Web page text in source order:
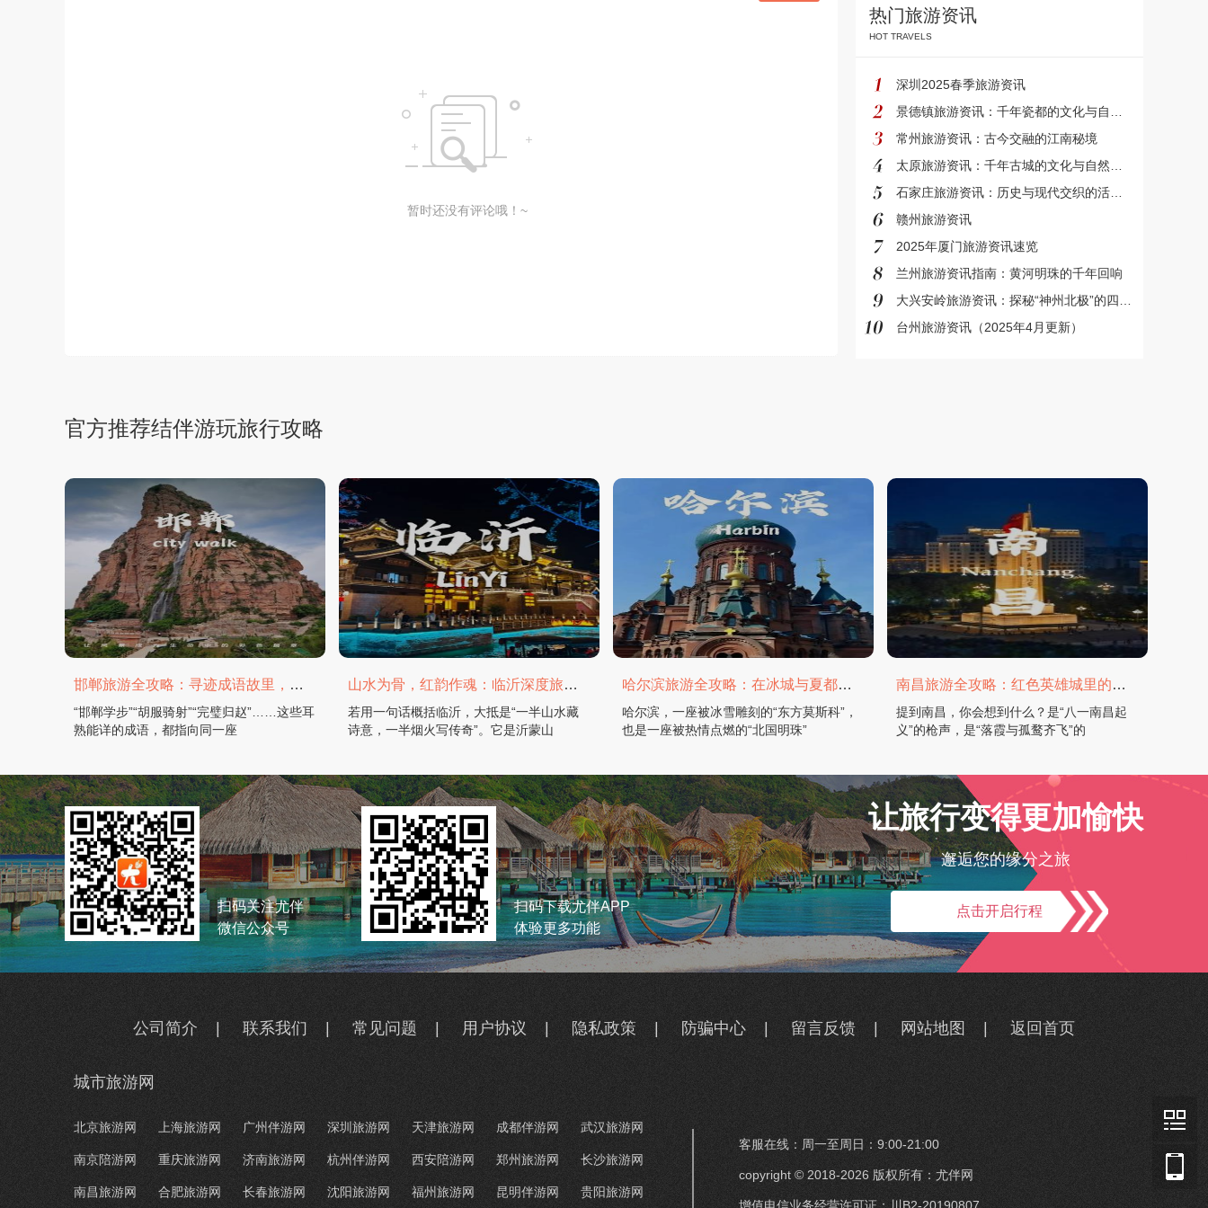
暂时还没有评论哦！~
热门旅游资讯
HOT TRAVELS
深圳2025春季旅游资讯
常州旅游资讯：古今交融的江南秘境
赣州旅游资讯
2025年厦门旅游资讯速览‌
兰州旅游资讯指南：黄河明珠的千年回响
台州旅游资讯（2025年4月更新）
官方推荐结伴游玩旅行攻略
邯郸旅游全攻略：寻迹成语故里，邂逅太行古韵
“邯郸学步”“胡服骑射”“完璧归赵”……这些耳
熟能详的成语，都指向同一座
山水为骨，红韵作魂：临沂深度旅游攻略
若用一句话概括临沂，大抵是“一半山水藏
诗意，一半烟火写传奇”。它是沂蒙山
哈尔滨旅游全攻略：在冰城与夏都，邂逅欧陆童话与中国浪漫
哈尔滨，一座被冰雪雕刻的“东方莫斯科”，
也是一座被热情点燃的“北国明珠”
南昌旅游全攻略：红色英雄城里的烟火与山水
提到南昌，你会想到什么？是“八一南昌起
义”的枪声，是“落霞与孤鹜齐飞”的
扫码关注尤伴
微信公众号
扫码下载尤伴APP
体验更多功能
让旅行变得更加愉快
邂逅您的缘分之旅
点击开启行程
公司简介 | 联系我们 | 常见问题 | 用户协议 | 隐私政策 | 防骗中心 | 留言反馈 | 网站地图 | 返回首页
城市旅游网
北京旅游网 上海旅游网 广州伴游网 深圳旅游网 天津旅游网 成都伴游网 武汉旅游网
南京陪游网 重庆旅游网 济南旅游网 杭州伴游网 西安陪游网 郑州旅游网 长沙旅游网
南昌旅游网 合肥旅游网 长春旅游网 沈阳旅游网 福州旅游网 昆明伴游网 贵阳旅游网
客服在线：周一至周日：9:00-21:00
copyright © 2018-2026 版权所有：尤伴网